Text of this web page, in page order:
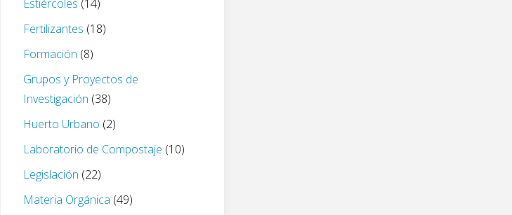
Estiércoles (14)
Fertilizantes (18)
Formación (8)
Grupos y Proyectos de
Investigación (38)
Huerto Urbano (2)
Laboratorio de Compostaje (10)
Legislación (22)
Materia Orgánica (49)